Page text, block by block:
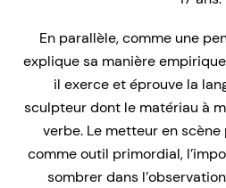
En parallèle, comme une
explique sa manière
il exerce et éprouve la
sculpteur dont le matériau à
verbe. Le metteur en
comme outil primordial,
sombrer dans